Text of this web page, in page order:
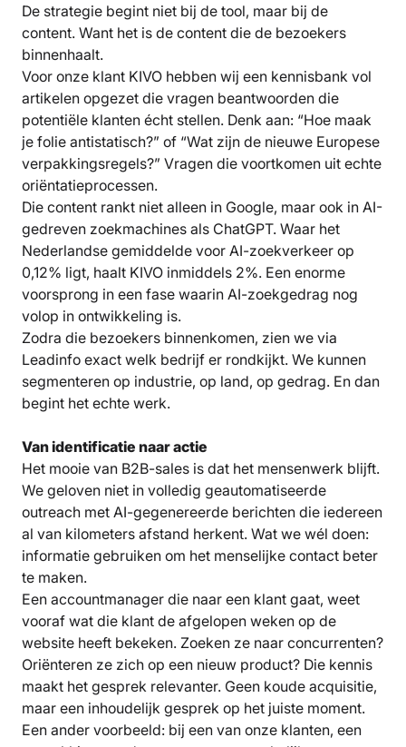
De strategie begint niet bij de tool, maar bij de
content. Want het is de content die de bezoekers
binnenhaalt.
Voor onze klant KIVO hebben wij een kennisbank vol
artikelen opgezet die vragen beantwoorden die
potentiële klanten écht stellen. Denk aan: “Hoe maak
je folie antistatisch?” of “Wat zijn de nieuwe Europese
verpakkingsregels?” Vragen die voortkomen uit echte
oriëntatieprocessen.
Die content rankt niet alleen in Google, maar ook in AI-
gedreven zoekmachines als ChatGPT. Waar het
Nederlandse gemiddelde voor AI-zoekverkeer op
0,12% ligt, haalt KIVO inmiddels 2%. Een enorme
voorsprong in een fase waarin AI-zoekgedrag nog
volop in ontwikkeling is.
Zodra die bezoekers binnenkomen, zien we via
Leadinfo exact welk bedrijf er rondkijkt. We kunnen
segmenteren op industrie, op land, op gedrag. En dan
begint het echte werk.
Van identificatie naar actie
Het mooie van B2B-sales is dat het mensenwerk blijft.
We geloven niet in volledig geautomatiseerde
outreach met AI-gegenereerde berichten die iedereen
al van kilometers afstand herkent. Wat we wél doen:
informatie gebruiken om het menselijke contact beter
te maken.
Een accountmanager die naar een klant gaat, weet
vooraf wat die klant de afgelopen weken op de
website heeft bekeken. Zoeken ze naar concurrenten?
Oriënteren ze zich op een nieuw product? Die kennis
maakt het gesprek relevanter. Geen koude acquisitie,
maar een inhoudelijk gesprek op het juiste moment.
Een ander voorbeeld: bij een van onze klanten, een